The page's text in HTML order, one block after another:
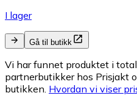
I lager
Gå til butikk
Vi har funnet produktet i
partnerbutikker hos Prisjakt
butikken. Hvordan vi viser